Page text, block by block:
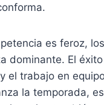
es feroz,
dominante. El
el trabajo en
la temporada,